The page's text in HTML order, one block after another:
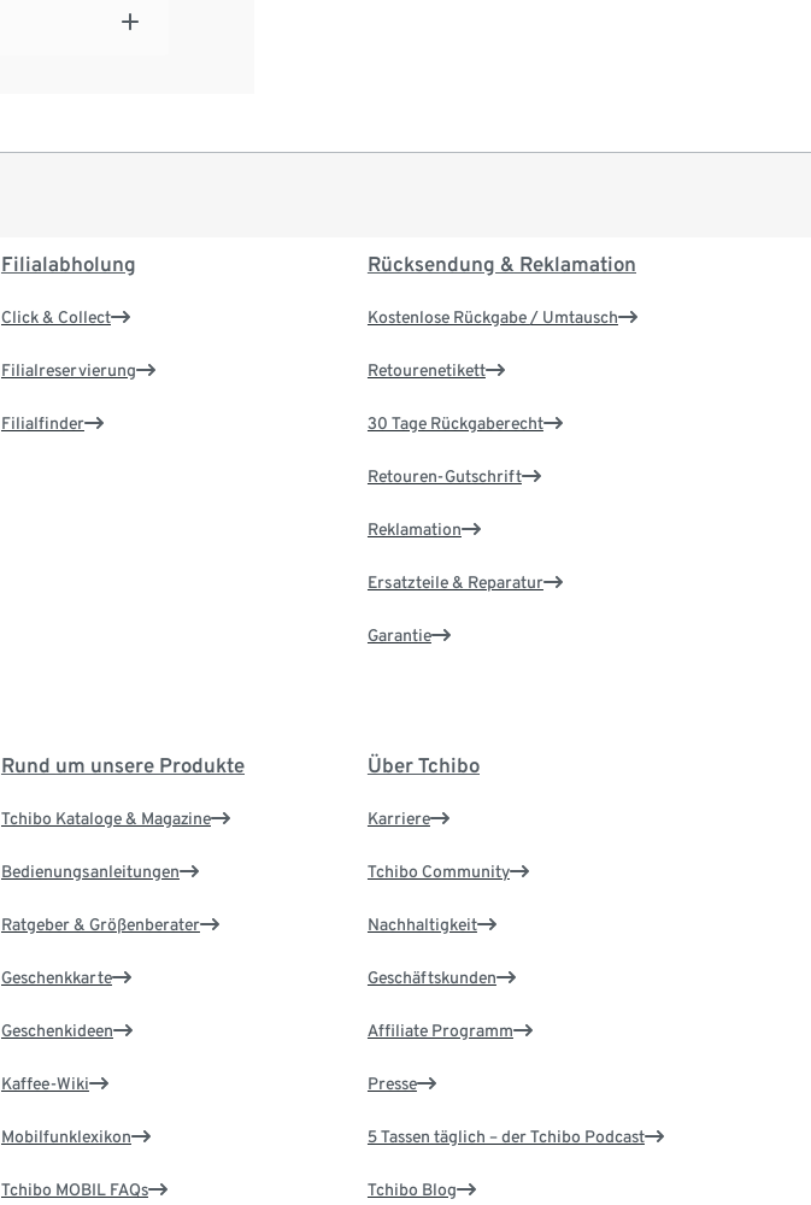
Filialabholung
Click & Collect
Filialreservierung
Filialfinder
Rücksendung & Reklamation
Kostenlose Rückgabe / Umtausch
Retourenetikett
30 Tage Rückgaberecht
Retouren-Gutschrift
Reklamation
Ersatzteile & Reparatur
Garantie
Rund um unsere Produkte
Tchibo Kataloge & Magazine
Bedienungsanleitungen
Ratgeber & Größenberater
Geschenkkarte
Geschenkideen
Kaffee-Wiki
Mobilfunklexikon
Tchibo MOBIL FAQs
Über Tchibo
Karriere
Tchibo Community
Nachhaltigkeit
Geschäftskunden
Affiliate Programm
Presse
5 Tassen täglich – der Tchibo Podcast
Tchibo Blog